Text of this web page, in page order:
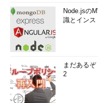
Node.jsの
識とインス
まだあるぞ
2